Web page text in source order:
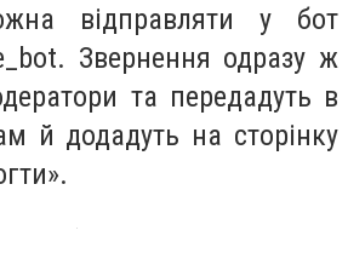
відправляти у бот
Звернення одразу ж
та передадуть в
й додадуть на сторінку